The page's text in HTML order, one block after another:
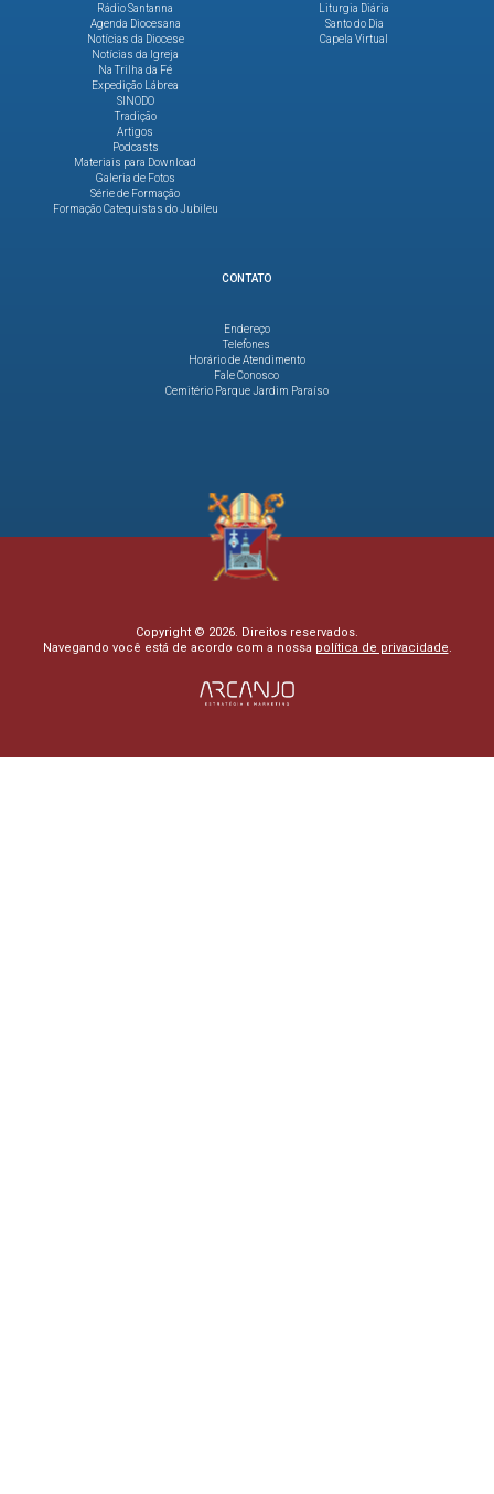
Rádio Santanna
Agenda Diocesana
Notícias da Diocese
Notícias da Igreja
Na Trilha da Fé
Expedição Lábrea
SINODO
Tradição
Artigos
Podcasts
Materiais para Download
Galeria de Fotos
Série de Formação
Formação Catequistas do Jubileu
Liturgia Diária
Santo do Dia
Capela Virtual
CONTATO
Endereço
Telefones
Horário de Atendimento
Fale Conosco
Cemitério Parque Jardim Paraíso
Copyright © 2026. Direitos reservados.
Navegando você está de acordo com a nossa política de privacidade.